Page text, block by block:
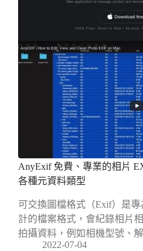
AnyExif 免費、專業的相片
各種元資料類型
可交換圖檔格式（Exif）是
計的檔案格式，會紀錄相片
拍攝資料，例如相機型號、
2022-07-04